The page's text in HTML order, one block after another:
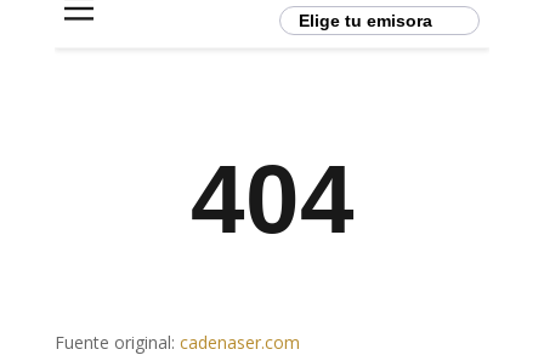
Fuente original: cadenaser.com